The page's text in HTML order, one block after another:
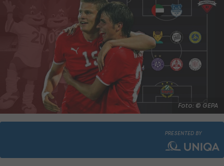
Foto: © GEPA
PRESENTED BY